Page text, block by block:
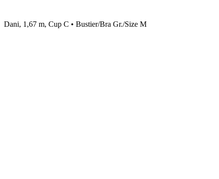
Dani, 1,67 m, Cup C • Bustier/Bra Gr./Size M